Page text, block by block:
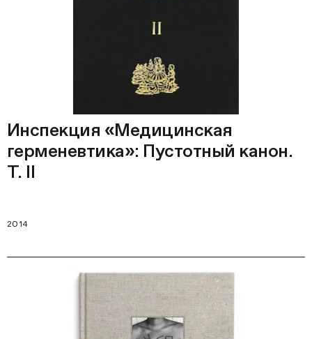
Инспекция «Медицинская
герменевтика»: Пустотный канон.
Т. II
2014